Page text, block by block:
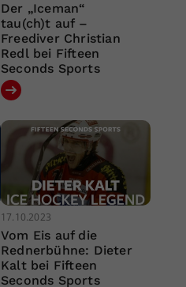
Der „Iceman“
tau(ch)t auf –
Freediver Christian
Redl bei Fifteen
Seconds Sports
17.10.2023
Vom Eis auf die
Rednerbühne: Dieter
Kalt bei Fifteen
Seconds Sports